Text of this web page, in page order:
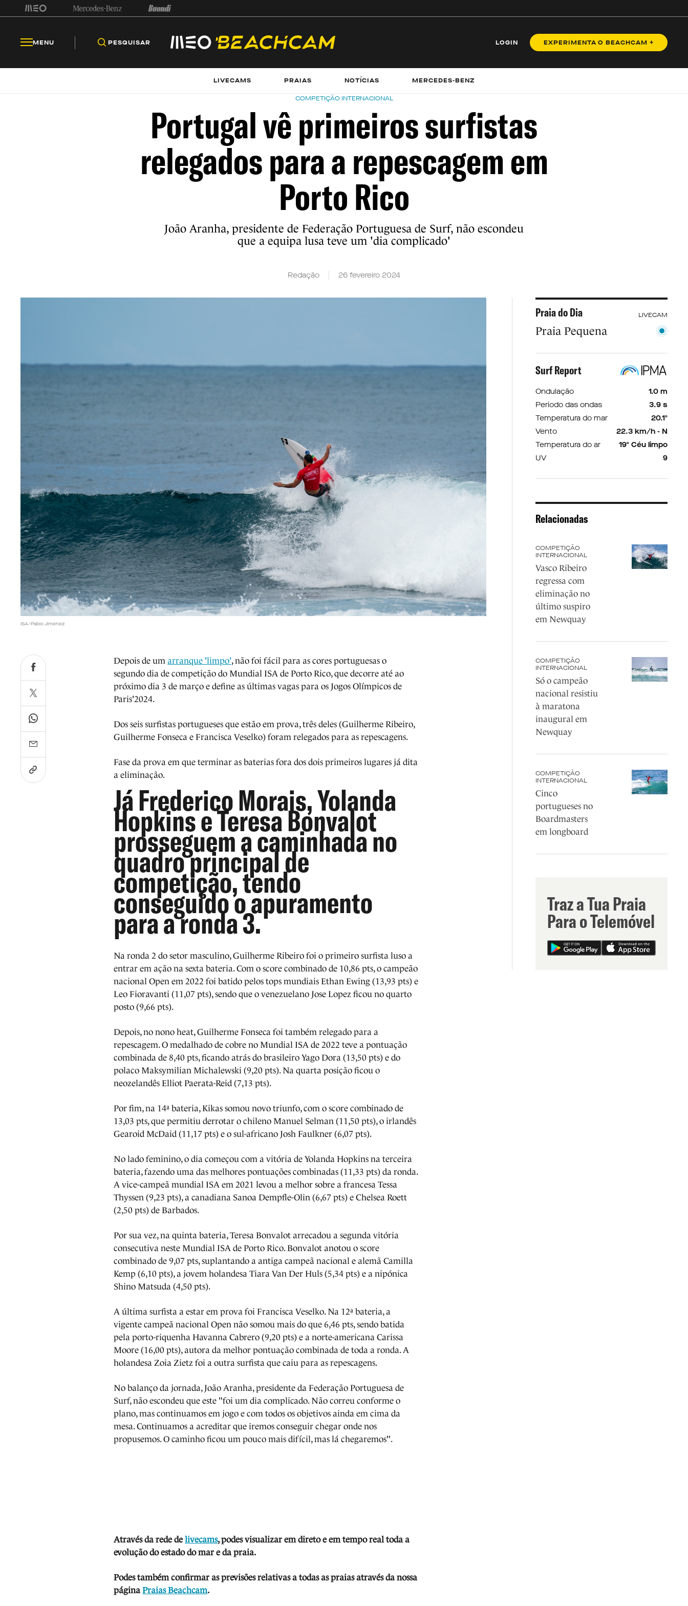
MENU PESQUISAR LOGIN EXPERIMENTA O BEACHCAM +
LIVECAMS PRAIAS NOTÍCIAS MERCEDES-BENZ
COMPETIÇÃO INTERNACIONAL
Portugal vê primeiros surfistas
relegados para a repescagem em
Porto Rico
João Aranha, presidente de Federação Portuguesa de Surf, não escondeu
que a equipa lusa teve um 'dia complicado'
Redação 26 fevereiro 2024
ISA/Pablo Jimenez
Depois de umarranque 'limpo', não foi fácil para as cores portuguesas o
segundo dia de competição do Mundial ISA de Porto Rico, que decorre até ao
próximo dia 3 de março e define as últimas vagas para os Jogos Olímpicos de
Paris'2024.
Dos seis surfistas portugueses que estão em prova, três deles (Guilherme Ribeiro,
Guilherme Fonseca e Francisca Veselko) foram relegados para as repescagens.
Fase da prova em que terminar as baterias fora dos dois primeiros lugares já dita
a eliminação.
Já Frederico Morais, Yolanda
Hopkins e Teresa Bonvalot
prosseguem a caminhada no
quadro principal de
competição, tendo
conseguido o apuramento
para a ronda 3.
Na ronda 2 do setor masculino, Guilherme Ribeiro foi o primeiro surfista luso a
entrar em ação na sexta bateria. Com o score combinado de 10,86 pts, o campeão
nacional Open em 2022 foi batido pelos tops mundiais Ethan Ewing (13,93 pts) e
Leo Fioravanti (11,07 pts), sendo que o venezuelano Jose Lopez ficou no quarto
posto (9,66 pts).
Depois, no nono heat, Guilherme Fonseca foi também relegado para a
repescagem. O medalhado de cobre no Mundial ISA de 2022 teve a pontuação
combinada de 8,40 pts, ficando atrás do brasileiro Yago Dora (13,50 pts) e do
polaco Maksymilian Michalewski (9,20 pts). Na quarta posição ficou o
neozelandês Elliot Paerata-Reid (7,13 pts).
Por fim, na 14ª bateria, Kikas somou novo triunfo, com o score combinado de
13,03 pts, que permitiu derrotar o chileno Manuel Selman (11,50 pts), o irlandês
Gearoid McDaid (11,17 pts) e o sul-africano Josh Faulkner (6,07 pts).
No lado feminino, o dia começou com a vitória de Yolanda Hopkins na terceira
bateria, fazendo uma das melhores pontuações combinadas (11,33 pts) da ronda.
A vice-campeã mundial ISA em 2021 levou a melhor sobre a francesa Tessa
Thyssen (9,23 pts), a canadiana Sanoa Dempfle-Olin (6,67 pts) e Chelsea Roett
(2,50 pts) de Barbados.
Por sua vez, na quinta bateria, Teresa Bonvalot arrecadou a segunda vitória
consecutiva neste Mundial ISA de Porto Rico. Bonvalot anotou o score
combinado de 9,07 pts, suplantando a antiga campeã nacional e alemã Camilla
Kemp (6,10 pts), a jovem holandesa Tiara Van Der Huls (5,34 pts) e a nipónica
Shino Matsuda (4,50 pts).
A última surfista a estar em prova foi Francisca Veselko. Na 12ª bateria, a
vigente campeã nacional Open não somou mais do que 6,46 pts, sendo batida
pela porto-riquenha Havanna Cabrero (9,20 pts) e a norte-americana Carissa
Moore (16,00 pts), autora da melhor pontuação combinada de toda a ronda. A
holandesa Zoia Zietz foi a outra surfista que caiu para as repescagens.
No balanço da jornada, João Aranha, presidente da Federação Portuguesa de
Surf, não escondeu que este "foi um dia complicado. Não correu conforme o
plano, mas continuamos em jogo e com todos os objetivos ainda em cima da
mesa. Continuamos a acreditar que iremos conseguir chegar onde nos
propusemos. O caminho ficou um pouco mais difícil, mas lá chegaremos".
Através da rede delivecams, podes visualizar em direto e em tempo real toda a
evolução do estado do mar e da praia.
Podes também confirmar as previsões relativas a todas as praias através da nossa
páginaPraias Beachcam.
Praia do Dia LIVECAM
Praia Pequena
Surf Report
Ondulação
1.0 m
Período das ondas
3.9 s
Temperatura do mar
20.1º
Vento
22.3 km/h - N
Temperatura do ar
19º Céu limpo
UV
9
Relacionadas
COMPETIÇÃO
INTERNACIONAL
Vasco Ribeiro
regressa com
eliminação no
último suspiro
em Newquay
COMPETIÇÃO
INTERNACIONAL
Só o campeão
nacional resistiu
à maratona
inaugural em
Newquay
COMPETIÇÃO
INTERNACIONAL
Cinco
portugueses no
Boardmasters
em longboard
Traz a Tua Praia
Para o Telemóvel